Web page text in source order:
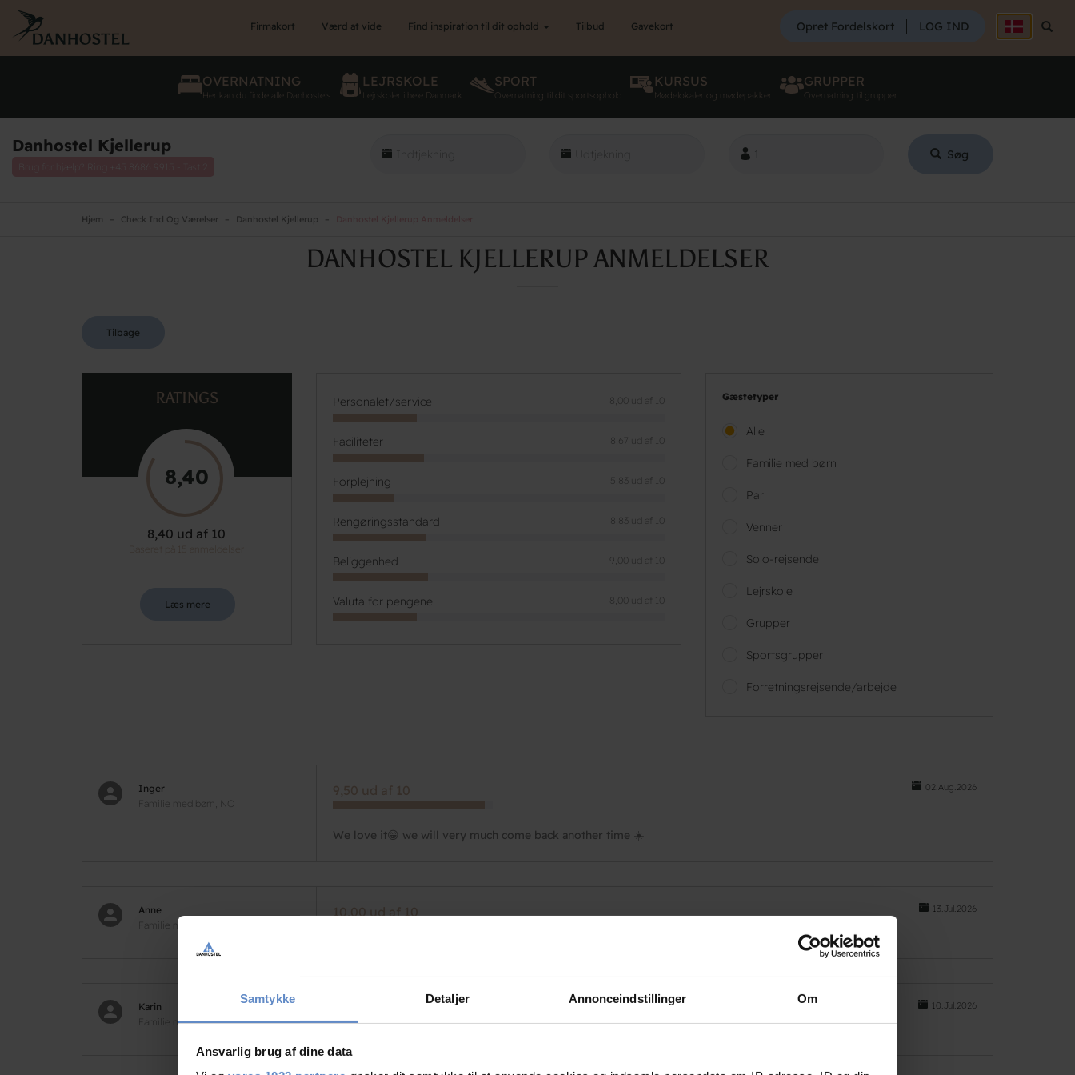
Samtykke Detaljer Annonceindstillinger Om
Ansvarlig brug af dine data
main
content
SØG
Søg
Opret Fordelskort LOG IND
Firmakort Værd at vide Find inspiration til dit ophold Tilbud Gavekort
OVERNATNING
Her kan du finde alle Danhostels
LEJRSKOLE
Lejrskoler i hele Danmark
SPORT
Overnatning til dit sportsophold
KURSUS
Mødelokaler og mødepakker
GRUPPER
Overnatning til grupper
Danhostel Kjellerup Søg
Hjem Check Ind Og Værelser Danhostel Kjellerup
DANHOSTEL KJELLERUP ANMELDELSER
Tilbage
RATINGS
8,40
8,40 ud af 10
Læs mere
Personalet/service 8,00 ud af 10
Faciliteter 8,67 ud af 10
Forplejning 5,83 ud af 10
Rengøringsstandard 8,83 ud af 10
Beliggenhed 9,00 ud af 10
Valuta for pengene 8,00 ud af 10
Gæstetyper
Alle
Familie med børn
Par
Venner
Solo-rejsende
Lejrskole
Grupper
Sportsgrupper
Forretningsrejsende/arbejde
Inger
Familie med børn, NO
02.Aug.2026
9,50 ud af 10
We love it😁 we will very much come back another time ☀️
Anne
Familie med børn, DK
13.Jul.2026
10,00 ud af 10
Karin
Familie med børn, DK
10.Jul.2026